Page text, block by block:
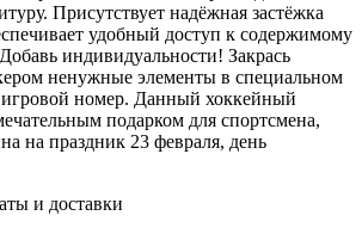
Присутствует надёжная застёжка
удобный доступ к содержимому
индивидуальности! Закрась
ненужные элементы в специальном
номер. Данный хоккейный
подарком для спортсмена,
на праздник 23 февраля, день
и доставки